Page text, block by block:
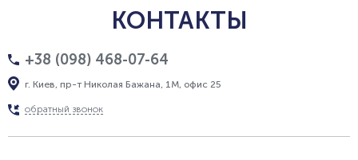
КОНТАКТЫ
+38 (098) 468-07-64
г. Киев, пр-т Николая Бажана, 1М, офис 25
обратный звонок